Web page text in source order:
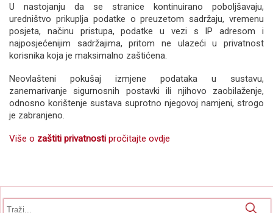
U nastojanju da se stranice kontinuirano poboljšavaju,
uredništvo prikuplja podatke o preuzetom sadržaju, vremenu
posjeta, načinu pristupa, podatke u vezi s IP adresom i
najposjećenijim sadržajima, pritom ne ulazeći u privatnost
korisnika koja je maksimalno zaštićena.
Neovlašteni pokušaj izmjene podataka u sustavu,
zanemarivanje sigurnosnih postavki ili njihovo zaobilaženje,
odnosno korištenje sustava suprotno njegovoj namjeni, strogo
je zabranjeno.
Više o zaštiti privatnosti pročitajte ovdje